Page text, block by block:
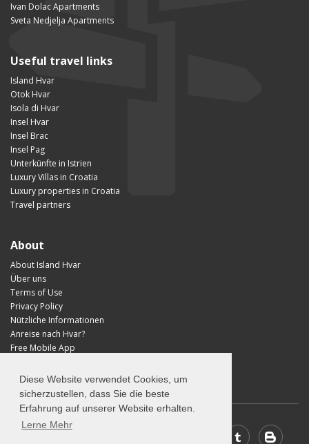
Diese Website verwendet Cookies, um
sicherzustellen, dass Sie die beste
Erfahrung auf unserer Website erhalten.
Lerne Mehr
Ivan Dolac Apartments
Sveta Nedjelja Apartments
Useful travel links
Island Hvar
Otok Hvar
Isola di Hvar
Insel Hvar
Insel Brac
Insel Pag
Unterkünfte in Istrien
Luxury Villas in Croatia
Luxury properties in Croatia
Travel partners
About
About Island Hvar
Über uns
Terms of Use
Privacy Policy
Nützliche Informationen
Anreise nach Hvar?
Free Mobile App